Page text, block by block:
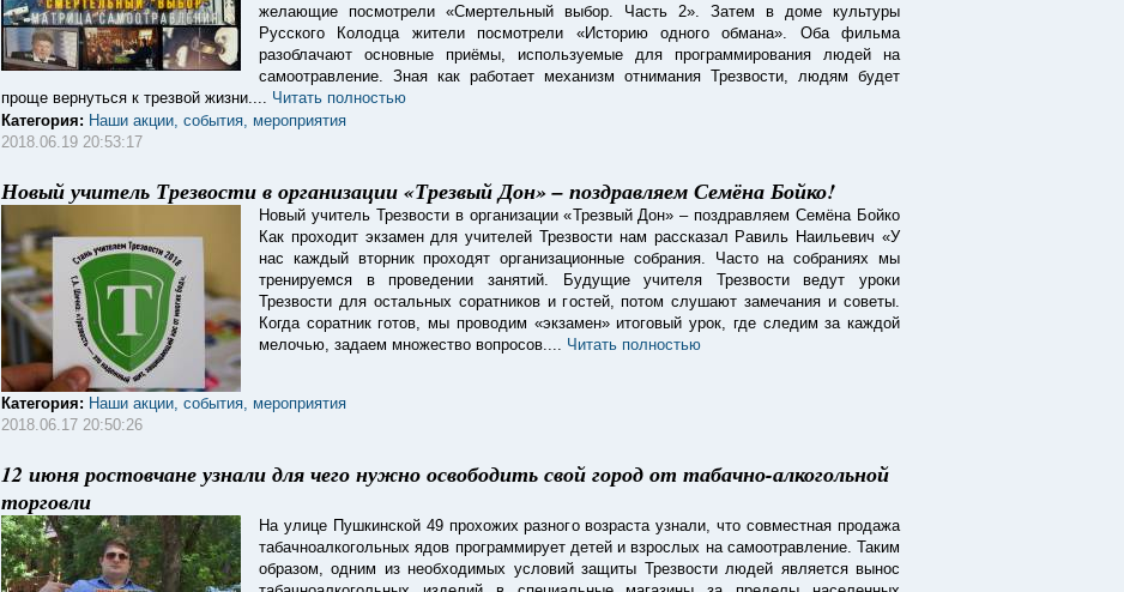
желающие посмотрели «Смертельный выбор. Часть 2». Затем в доме культуры
Русского Колодца жители посмотрели «Историю одного обмана». Оба фильма
разоблачают основные приёмы, используемые для программирования людей на
самоотравление. Зная как работает механизм отнимания Трезвости, людям будет
проще вернуться к трезвой жизни.... Читать полностью
Категория: Наши акции, события, мероприятия
2018.06.19 20:53:17
Новый учитель Трезвости в организации «Трезвый Дон» – поздравляем Семёна Бойко!
Новый учитель Трезвости в организации «Трезвый Дон» – поздравляем Семёна Бойко
Как проходит экзамен для учителей Трезвости нам рассказал Равиль Наильевич «У
нас каждый вторник проходят организационные собрания. Часто на собраниях мы
тренируемся в проведении занятий. Будущие учителя Трезвости ведут уроки
Трезвости для остальных соратников и гостей, потом слушают замечания и советы.
Когда соратник готов, мы проводим «экзамен» итоговый урок, где следим за каждой
мелочью, задаем множество вопросов.... Читать полностью
Категория: Наши акции, события, мероприятия
2018.06.17 20:50:26
12 июня ростовчане узнали для чего нужно освободить свой город от табачно-алкогольной
торговли
На улице Пушкинской 49 прохожих разного возраста узнали, что совместная продажа
табачноалкогольных ядов программирует детей и взрослых на самоотравление. Таким
образом, одним из необходимых условий защиты Трезвости людей является вынос